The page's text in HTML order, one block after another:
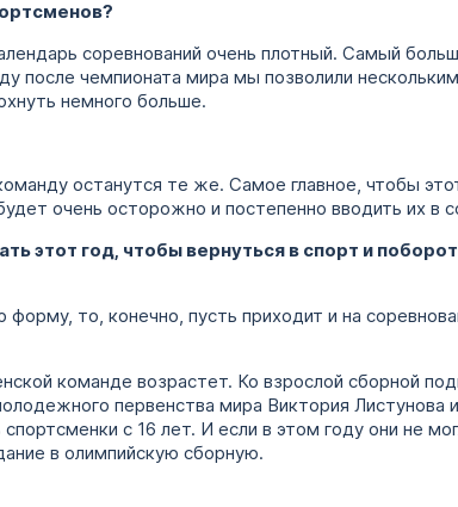
соревнований очень плотный. Самый
после чемпионата мира мы позволили
немного больше.
останутся те же. Самое главное, чтобы
очень осторожно и постепенно вводить их в
этот год, чтобы вернуться в спорт и
форму, то, конечно, пусть приходит и на
команде возрастет. Ко взрослой сборной
первенства мира Виктория Листунова
с 16 лет. И если в этом году они не
в олимпийскую сборную.